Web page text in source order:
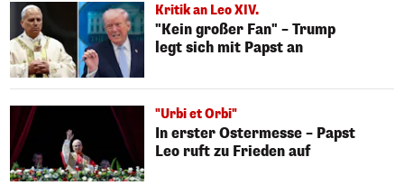
Kritik an Leo XIV.
"Kein großer Fan" – Trump
legt sich mit Papst an
"Urbi et Orbi"
In erster Ostermesse – Papst
Leo ruft zu Frieden auf